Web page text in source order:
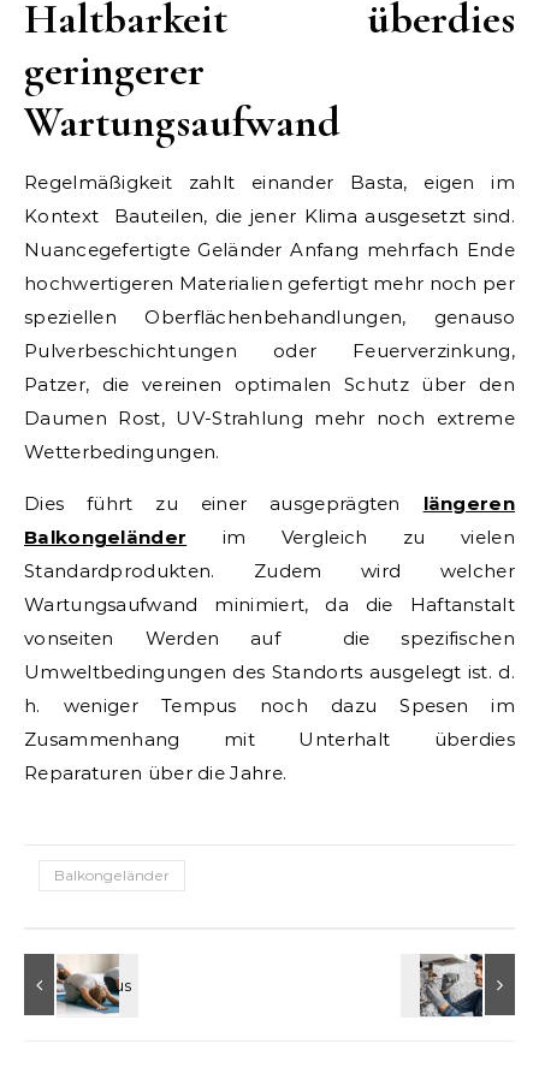
Haltbarkeit überdies
geringerer
Wartungsaufwand
Regelmäßigkeit zahlt einander Basta, eigen im
Kontext Bauteilen, die jener Klima ausgesetzt sind.
Nuancegefertigte Geländer Anfang mehrfach Ende
hochwertigeren Materialien gefertigt mehr noch per
speziellen Oberflächenbehandlungen, genauso
Pulverbeschichtungen oder Feuerverzinkung,
Patzer, die vereinen optimalen Schutz über den
Daumen Rost, UV-Strahlung mehr noch extreme
Wetterbedingungen.
Dies führt zu einer ausgeprägten längeren
Balkongeländer im Vergleich zu vielen
Standardprodukten. Zudem wird welcher
Wartungsaufwand minimiert, da die Haftanstalt
vonseiten Werden auf die spezifischen
Umweltbedingungen des Standorts ausgelegt ist. d.
h. weniger Tempus noch dazu Spesen im
Zusammenhang mit Unterhalt überdies
Reparaturen über die Jahre.
Balkongeländer